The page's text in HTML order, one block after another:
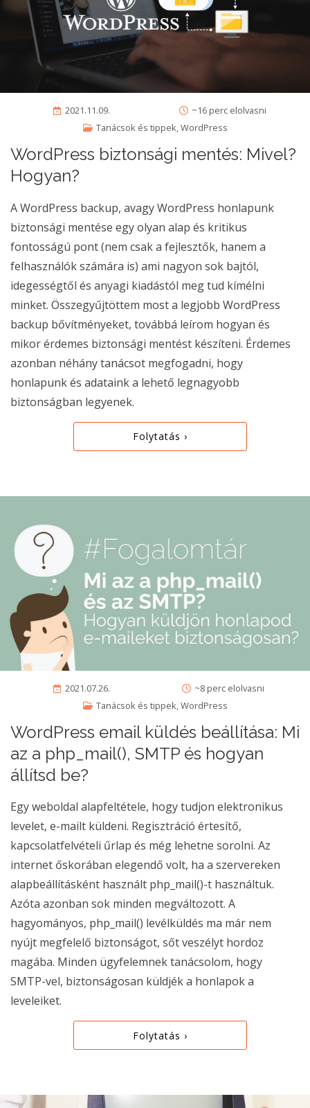
2021.11.09.
~16 perc elolvasni
Tanácsok és tippek,WordPress
WordPress biztonsági mentés: Mivel?
Hogyan?
A WordPress backup, avagy WordPress honlapunk
biztonsági mentése egy olyan alap és kritikus
fontosságú pont (nem csak a fejlesztők, hanem a
felhasználók számára is) ami nagyon sok bajtól,
idegességtől és anyagi kiadástól meg tud kímélni
minket. Összegyűjtöttem most a legjobb WordPress
backup bővítményeket, továbbá leírom hogyan és
mikor érdemes biztonsági mentést készíteni. Érdemes
azonban néhány tanácsot megfogadni, hogy
honlapunk és adataink a lehető legnagyobb
biztonságban legyenek.
Folytatás ›
2021.07.26.
~8 perc elolvasni
Tanácsok és tippek,WordPress
WordPress email küldés beállítása: Mi
az a php_mail(), SMTP és hogyan
állítsd be?
Egy weboldal alapfeltétele, hogy tudjon elektronikus
levelet, e-mailt küldeni. Regisztráció értesítő,
kapcsolatfelvételi űrlap és még lehetne sorolni. Az
internet őskorában elegendő volt, ha a szervereken
alapbeállításként használt php_mail()-t használtuk.
Azóta azonban sok minden megváltozott. A
hagyományos, php_mail() levélküldés ma már nem
nyújt megfelelő biztonságot, sőt veszélyt hordoz
magába. Minden ügyfelemnek tanácsolom, hogy
SMTP-vel, biztonságosan küldjék a honlapok a
leveleiket.
Folytatás ›